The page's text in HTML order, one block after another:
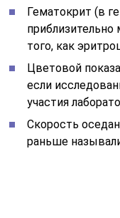
красных клеток
функцию дыхания
изъятие у них
защищающих
участвующих в
реагирует на
отражает
периоды жизни.
крови»